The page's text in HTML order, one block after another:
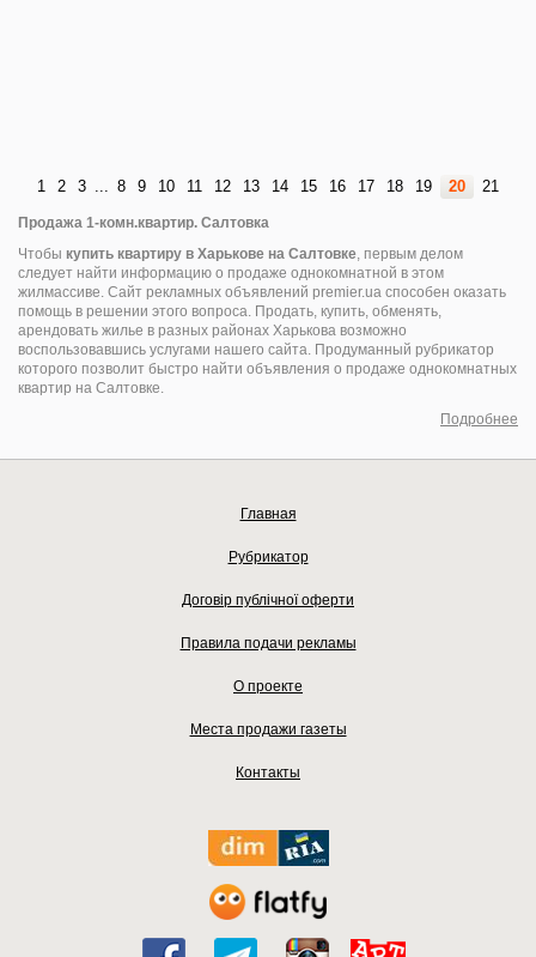
1 2 3 ... 8 9 10 11 12 13 14 15 16 17 18 19 20 21
Продажа 1-комн.квартир. Салтовка
Чтобы купить квартиру в Харькове на Салтовке, первым делом
следует найти информацию о продаже однокомнатной в этом
жилмассиве. Сайт рекламных объявлений premier.ua способен оказать
помощь в решении этого вопроса. Продать, купить, обменять,
арендовать жилье в разных районах Харькова возможно
воспользовавшись услугами нашего сайта. Продуманный рубрикатор
которого позволит быстро найти объявления о продаже однокомнатных
квартир на Салтовке.
Подробнее
Главная
Рубрикатор
Договір публічної оферти
Правила подачи рекламы
О проекте
Места продажи газеты
Контакты